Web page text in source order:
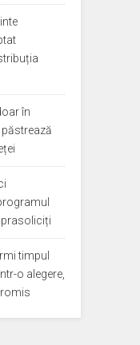
în
timpul
o alegere,